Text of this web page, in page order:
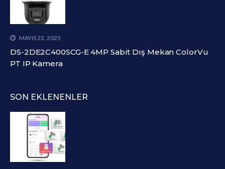
MAYIS 23, 2025
DS-2DE2C400SCG-E 4MP Sabit Dış Mekan ColorVu
PT IP Kamera
SON EKLENENLER